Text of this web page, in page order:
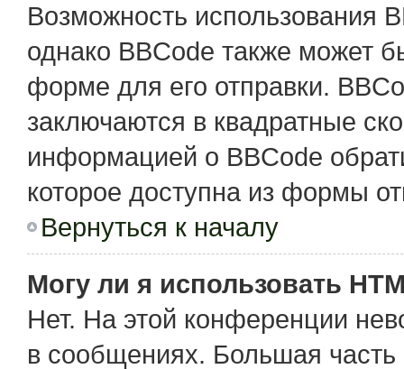
Возможность использования
однако BBCode также может
форме для его отправки.
заключаются в квадратные
информацией о BBCode
которое доступна из формы
Вернуться к началу
Могу ли я использовать
Нет. На этой конференции
в сообщениях. Большая